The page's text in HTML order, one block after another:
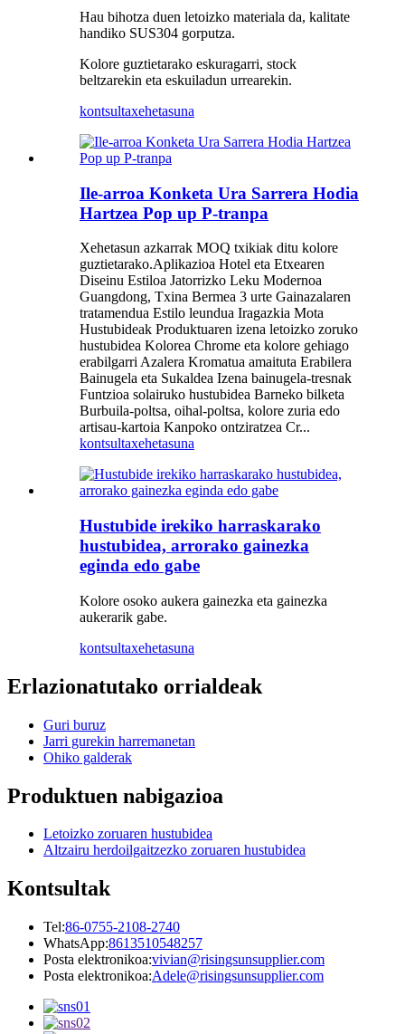
Hau bihotza duen letoizko materiala da, kalitate
handiko SUS304 gorputza.
Kolore guztietarako eskuragarri, stock
beltzarekin eta eskuiladun urrearekin.
kontsultaxehetasuna
Ile-arroa Konketa Ura Sarrera Hodia
Hartzea Pop up P-tranpa
Xehetasun azkarrak MOQ txikiak ditu kolore
guztietarako.Aplikazioa Hotel eta Etxearen
Diseinu Estiloa Jatorrizko Leku Modernoa
Guangdong, Txina Bermea 3 urte Gainazalaren
tratamendua Estilo leundua Iragazkia Mota
Hustubideak Produktuaren izena letoizko zoruko
hustubidea Kolorea Chrome eta kolore gehiago
erabilgarri Azalera Kromatua amaituta Erabilera
Bainugela eta Sukaldea Izena bainugela-tresnak
Funtzioa solairuko hustubidea Barneko bilketa
Burbuila-poltsa, oihal-poltsa, kolore zuria edo
artisau-kartoia Kanpoko ontziratzea Cr...
kontsultaxehetasuna
Hustubide irekiko harraskarako
hustubidea, arrorako gainezka
eginda edo gabe
Kolore osoko aukera gainezka eta gainezka
aukerarik gabe.
kontsultaxehetasuna
Erlazionatutako orrialdeak
Guri buruz
Jarri gurekin harremanetan
Ohiko galderak
Produktuen nabigazioa
Letoizko zoruaren hustubidea
Altzairu herdoilgaitzezko zoruaren hustubidea
Kontsultak
Tel:86-0755-2108-2740
WhatsApp:8613510548257
Posta elektronikoa:vivian@risingsunsupplier.com
Posta elektronikoa:Adele@risingsunsupplier.com